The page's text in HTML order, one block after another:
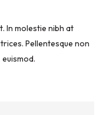
In molestie nibh at
Pellentesque non